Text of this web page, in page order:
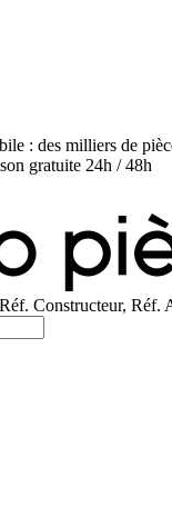
: des milliers de
gratuite 24h /
Constructeur, Réf.